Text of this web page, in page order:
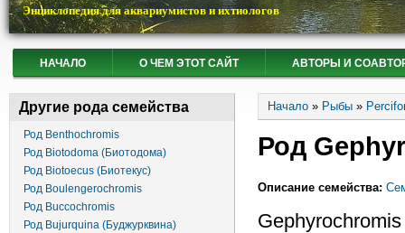
Энциклопедия для аквариумистов и ихтиологов
НАЧАЛО О ЧЕМ ЭТОТ САЙТ АВТОРЫ И
Другие рода семейства
Род Benthochromis
Род Biotodoma (Биотодома)
Род Biotoecus (Биотекус)
Род Boulengerochromis
Род Buccochromis
Род Bujurquina (Буджурквина)
Вы здесь
Начало » Рыбы »
Род
Описание семейства: